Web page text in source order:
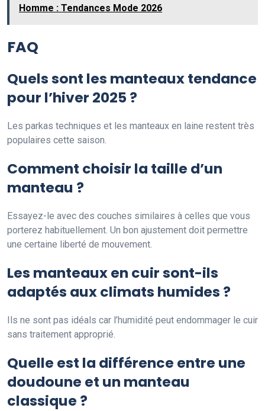
Homme : Tendances Mode 2026
FAQ
Quels sont les manteaux tendance
pour l’hiver 2025 ?
Les parkas techniques et les manteaux en laine restent très
populaires cette saison.
Comment choisir la taille d’un
manteau ?
Essayez-le avec des couches similaires à celles que vous
porterez habituellement. Un bon ajustement doit permettre
une certaine liberté de mouvement.
Les manteaux en cuir sont-ils
adaptés aux climats humides ?
Ils ne sont pas idéals car l’humidité peut endommager le cuir
sans traitement approprié.
Quelle est la différence entre une
doudoune et un manteau
classique ?